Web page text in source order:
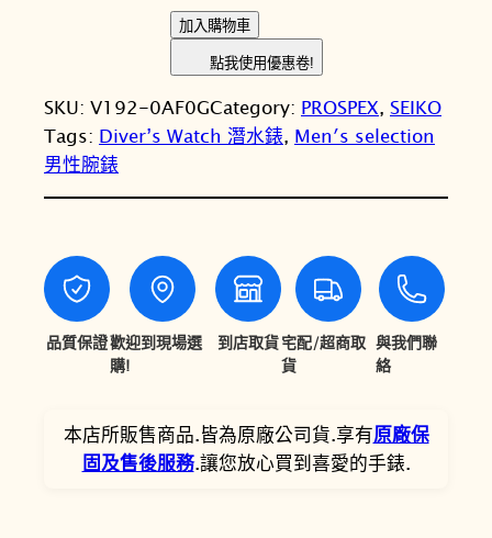
格
：
N
T
4
,
5
。
N
T
0
,
3
3
。
I
K
O
工
R
O
P
S
S
C
加入購物車
點我使用優惠卷!
SKU: V192-0AF0GCategory: PROSPEX, SEIKO
Tags: Diver’s Watch 潛水錶, Men′s selection
男性腕錶
品質保證歡迎到現場選
購!
到店取貨宅配/超商取
貨
與我們聯
絡
本店所販售商品.皆為原廠公司貨.享有原廠保
固及售後服務.讓您放心買到喜愛的手錶.